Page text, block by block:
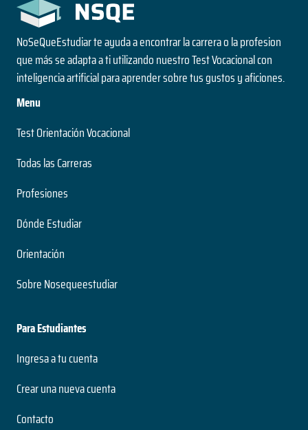
NoSeQueEstudiar te ayuda a encontrar la carrera o la profesion
que más se adapta a ti utilizando nuestro Test Vocacional con
inteligencia artificial para aprender sobre tus gustos y aficiones.
Menu
Test Orientación Vocacional
Todas las Carreras
Profesiones
Dónde Estudiar
Orientación
Sobre Nosequeestudiar
Para Estudiantes
Ingresa a tu cuenta
Crear una nueva cuenta
Contacto